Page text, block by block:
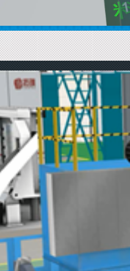
备，使吊车能够自动完成起重
与基础自动化及无线通讯、检
理、垃圾电厂、煤仓、化工